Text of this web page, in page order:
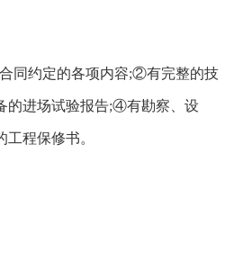
同约定的各项内容;②有完整的技
的进场试验报告;④有勘察、设
程保修书。